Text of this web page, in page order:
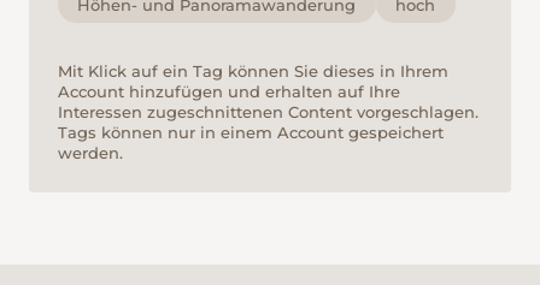
Höhen- und Panoramawanderung
hoch
Mit Klick auf ein Tag können Sie dieses in Ihrem
Account hinzufügen und erhalten auf Ihre
Interessen zugeschnittenen Content vorgeschlagen.
Tags können nur in einem Account gespeichert
werden.